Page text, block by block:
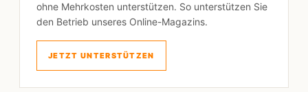
ohne Mehrkosten unterstützen. So unterstützen Sie
den Betrieb unseres Online-Magazins.
JETZT UNTERSTÜTZEN